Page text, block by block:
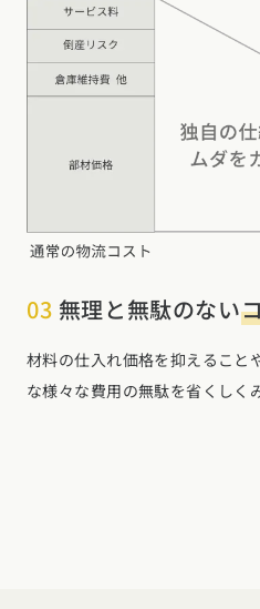
03 無理と無駄のない
材料の仕入れ価格を抑えること
な様々な費用の無駄を省くしく